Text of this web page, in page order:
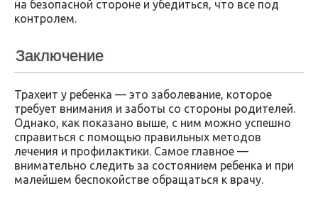
на безопасной стороне и убедиться, что все под
контролем.
Заключение
Трахеит у ребенка — это заболевание, которое
требует внимания и заботы со стороны родителей.
Однако, как показано выше, с ним можно успешно
справиться с помощью правильных методов
лечения и профилактики. Самое главное —
внимательно следить за состоянием ребенка и при
малейшем беспокойстве обращаться к врачу.